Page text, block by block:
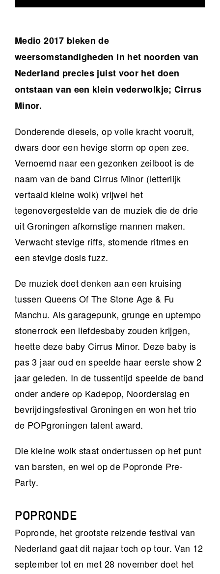
Medio 2017 bleken de
weersomstandigheden in het noorden van
Nederland precies juist voor het doen
ontstaan van een klein vederwolkje; Cirrus
Minor.
Donderende diesels, op volle kracht vooruit,
dwars door een hevige storm op open zee.
Vernoemd naar een gezonken zeilboot is de
naam van de band Cirrus Minor (letterlijk
vertaald kleine wolk) vrijwel het
tegenovergestelde van de muziek die de drie
uit Groningen afkomstige mannen maken.
Verwacht stevige riffs, stomende ritmes en
een stevige dosis fuzz.
De muziek doet denken aan een kruising
tussen Queens Of The Stone Age & Fu
Manchu. Als garagepunk, grunge en uptempo
stonerrock een liefdesbaby zouden krijgen,
heette deze baby Cirrus Minor. Deze baby is
pas 3 jaar oud en speelde haar eerste show 2
jaar geleden. In de tussentijd speelde de band
onder andere op Kadepop, Noorderslag en
bevrijdingsfestival Groningen en won het trio
de POPgroningen talent award.
Die kleine wolk staat ondertussen op het punt
van barsten, en wel op de Popronde Pre-
Party.
POPRONDE
Popronde, het grootste reizende festival van
Nederland gaat dit najaar toch op tour. Van 12
september tot en met 28 november doet het